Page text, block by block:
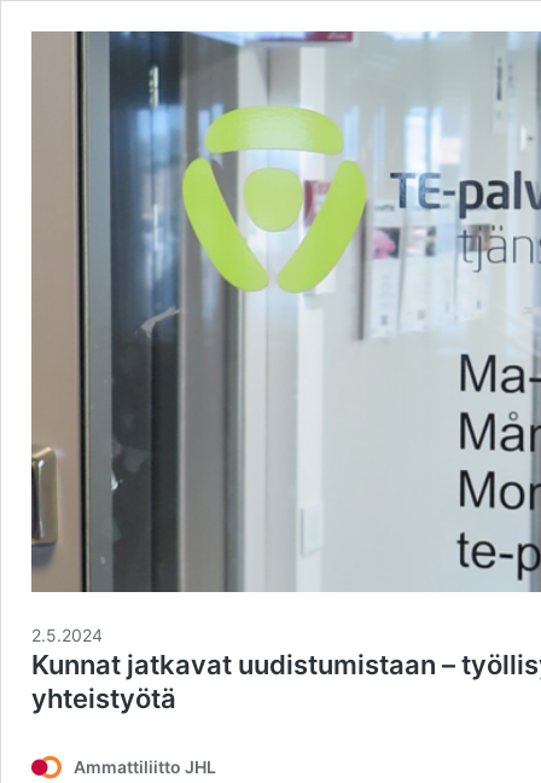
2.5.2024
Kunnat jatkavat uudistumistaan –
yhteistyötä
Ammattiliitto JHL